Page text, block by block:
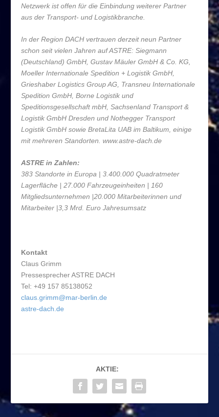
Netzwerk ist offen für die Einbindung weiterer Partner
aus der Transport- und Logistikbranche.
In der Region DACH vertrauen derzeit neun Partner
schon seit vielen Jahren auf ASTRE: Siegmann
(Deutschland) GmbH, Gustav Mäuler GmbH & Co. KG,
Moeller Internationale Spedition + Logistik GmbH,
Grieshaber Logistics Group AG, Transneu Internationale
Spedition GmbH, Borne Logistik und
Speditionsgesellschaft mbH, Sachsenland Transport &
Logistik GmbH Dresden und Nothegger Transport
Logistik GmbH sowie BretaLita UAB im Baltikum, einige
mit mehreren Standorten. www.astre-dach.de
ASTRE in Zahlen:
383 Standorte in Europa | 3.400.000 Quadratmeter
Lagerfläche | 27.000 Fahrzeugeinheiten | 160
Mitgliedsunternehmen |20.000 Mitarbeiterinnen und
Mitarbeiter |3,3 Mrd. Euro Jahresumsatz
Kontakt
Claus Grimm
Pressesprecher ASTRE DACH
Tel: +49 157 85138052
claus.grimm@mar-berlin.de
astre-dach.de
AKTIE: